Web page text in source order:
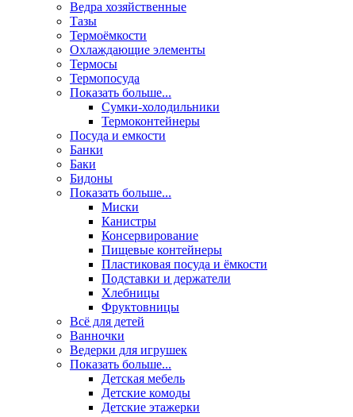
Ведра хозяйственные
Тазы
Термоёмкости
Охлаждающие элементы
Термосы
Термопосуда
Показать больше...
Сумки-холодильники
Термоконтейнеры
Посуда и емкости
Банки
Баки
Бидоны
Показать больше...
Миски
Канистры
Консервирование
Пищевые контейнеры
Пластиковая посуда и ёмкости
Подставки и держатели
Хлебницы
Фруктовницы
Всё для детей
Ванночки
Ведерки для игрушек
Показать больше...
Детская мебель
Детские комоды
Детские этажерки